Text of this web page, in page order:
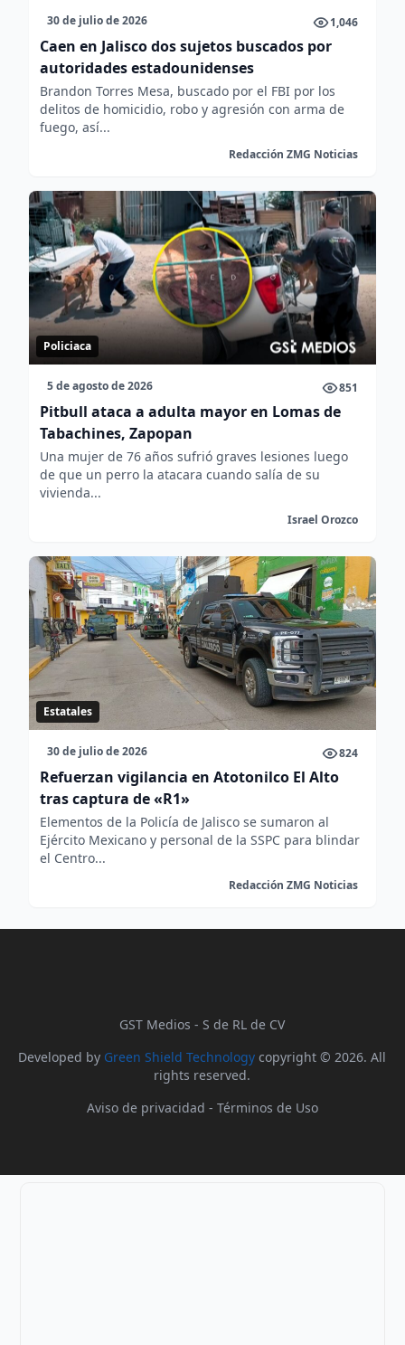
30 de julio de 2026 1,046
Caen en Jalisco dos sujetos buscados por
autoridades estadounidenses
Brandon Torres Mesa, buscado por el FBI por los
delitos de homicidio, robo y agresión con arma de
fuego, así...
Redacción ZMG Noticias
Policiaca
5 de agosto de 2026 851
Pitbull ataca a adulta mayor en Lomas de
Tabachines, Zapopan
Una mujer de 76 años sufrió graves lesiones luego
de que un perro la atacara cuando salía de su
vivienda...
Israel Orozco
Estatales
30 de julio de 2026 824
Refuerzan vigilancia en Atotonilco El Alto
tras captura de «R1»
Elementos de la Policía de Jalisco se sumaron al
Ejército Mexicano y personal de la SSPC para blindar
el Centro...
Redacción ZMG Noticias
GST Medios - S de RL de CV
Developed by Green Shield Technology copyright © 2026. All
rights reserved.
Aviso de privacidad - Términos de Uso